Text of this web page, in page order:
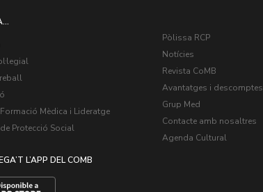
Mèdica i Lideratge
Protecció Social
L’APP DEL COMB
Pòlissa RCP
Notícies
Revista CoMB
Avantatges i descomptes
Grup Med
Contacte amb nosaltres
Agenda Cultural